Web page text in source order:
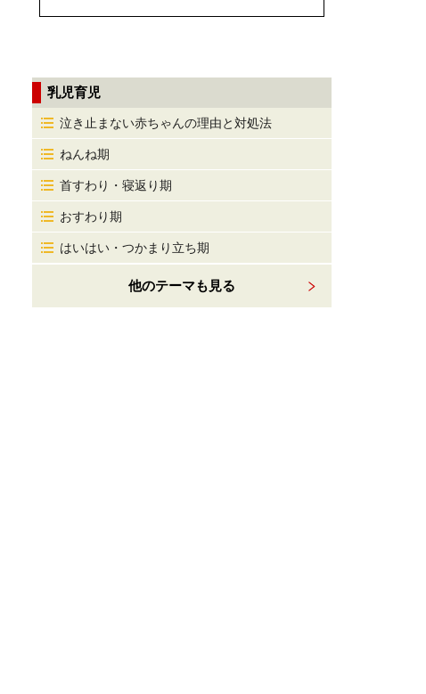
乳児育児
泣き止まない赤ちゃんの理由と対処法
ねんね期
首すわり・寝返り期
おすわり期
はいはい・つかまり立ち期
他のテーマも見る